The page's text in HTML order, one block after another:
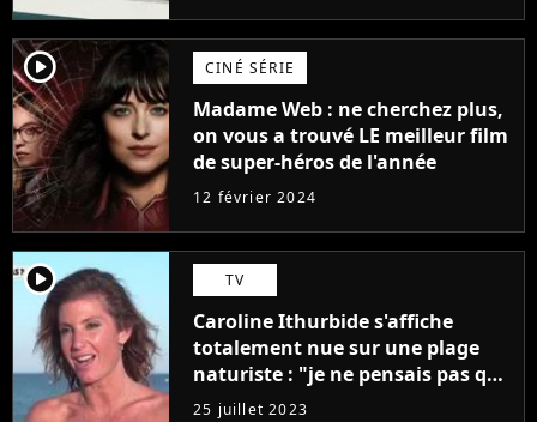
player2 CINÉ SÉRIE
Madame Web : ne cherchez plus,
on vous a trouvé LE meilleur film
de super-héros de l'année
12 février 2024
player2 TV
Caroline Ithurbide s'affiche
totalement nue sur une plage
naturiste : "je ne pensais pas que
j'arriverais à le faire..."
25 juillet 2023